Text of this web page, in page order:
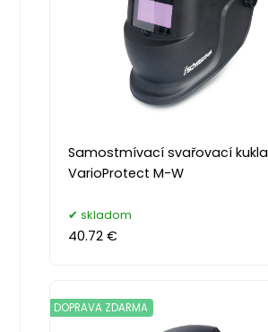
Samostmívací svařovací kukla
VarioProtect M-W
skladom
40.72 €
DOPRAVA ZDARMA